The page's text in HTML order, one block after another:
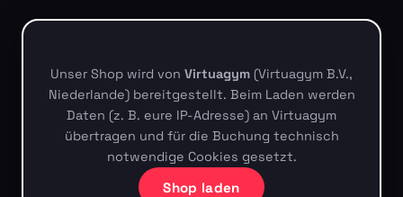
Unser Shop wird von Virtuagym (Virtuagym B.V.,
Niederlande) bereitgestellt. Beim Laden werden
Daten (z. B. eure IP-Adresse) an Virtuagym
übertragen und für die Buchung technisch
notwendige Cookies gesetzt.
Shop laden